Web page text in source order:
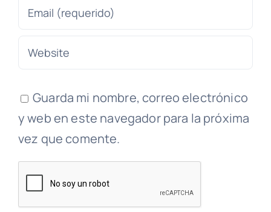
Guarda mi nombre, correo electrónico
y web en este navegador para la próxima
vez que comente.